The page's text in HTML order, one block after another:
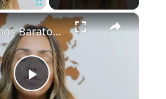
Fullscreen ×
Play Video
5 Destinos Baratos no Brasil Para Conhecer e Amar! 🇧🇷✨